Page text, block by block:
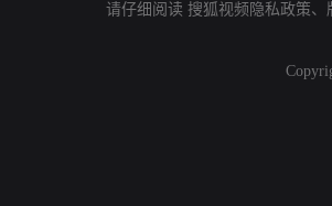
请仔细阅读 搜狐视频隐私政策、